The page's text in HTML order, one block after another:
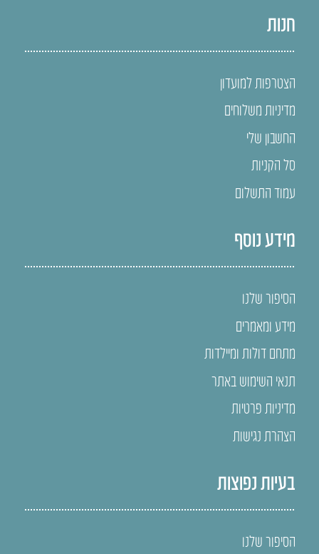
חנות
הצטרפות למועדון
מדיניות משלוחים
החשבון שלי
סל הקניות
עמוד התשלום
מידע נוסף
הסיפור שלנו
מידע ומאמרים
מתחם דולות ומיילדות
תנאי השימוש באתר
מדיניות פרטיות
הצהרת נגישות
בעיות נפוצות
הסיפור שלנו